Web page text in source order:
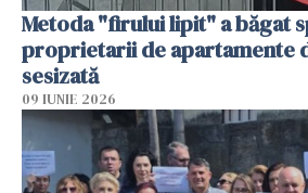
Metoda "firului lipit" a băgat
proprietarii de apartamente
sesizată
09 IUNIE 2026